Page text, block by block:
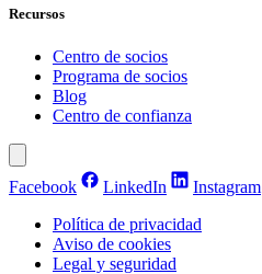
Recursos
Centro de socios
Programa de socios
Blog
Centro de confianza
Facebook LinkedIn Instagram
Política de privacidad
Aviso de cookies
Legal y seguridad